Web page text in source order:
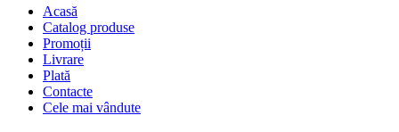
Acasă
Catalog produse
Promoții
Livrare
Plată
Contacte
Cele mai vândute